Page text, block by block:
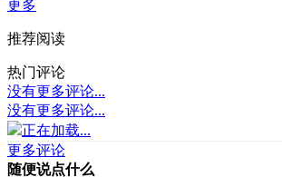
更多
推荐阅读
热门评论
没有更多评论...
没有更多评论...
正在加载...
更多评论
随便说点什么